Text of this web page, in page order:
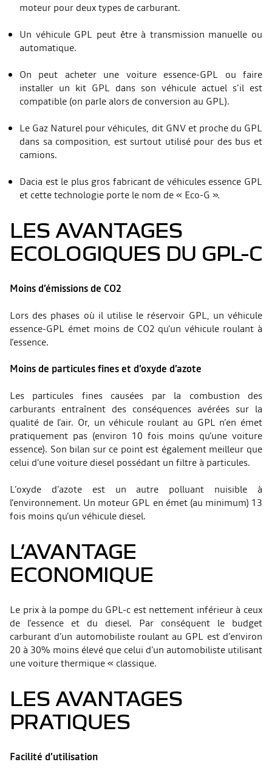
moteur pour deux types de carburant.
Un véhicule GPL peut être à transmission manuelle ou
automatique.
On peut acheter une voiture essence-GPL ou faire
installer un kit GPL dans son véhicule actuel s’il est
compatible (on parle alors de conversion au GPL).
Le Gaz Naturel pour véhicules, dit GNV et proche du GPL
dans sa composition, est surtout utilisé pour des bus et
camions.
Dacia est le plus gros fabricant de véhicules essence GPL
et cette technologie porte le nom de « Eco-G ».
LES AVANTAGES
ECOLOGIQUES DU GPL-C
Moins d’émissions de CO2
Lors des phases où il utilise le réservoir GPL, un véhicule
essence-GPL émet moins de CO2 qu’un véhicule roulant à
l’essence.
Moins de particules fines et d’oxyde d’azote
Les particules fines causées par la combustion des
carburants entraînent des conséquences avérées sur la
qualité de l’air. Or, un véhicule roulant au GPL n’en émet
pratiquement pas (environ 10 fois moins qu’une voiture
essence). Son bilan sur ce point est également meilleur que
celui d’une voiture diesel possédant un filtre à particules.
L’oxyde d’azote est un autre polluant nuisible à
l’environnement. Un moteur GPL en émet (au minimum) 13
fois moins qu’un véhicule diesel.
L‘AVANTAGE
ECONOMIQUE
Le prix à la pompe du GPL-c est nettement inférieur à ceux
de l’essence et du diesel. Par conséquent le budget
carburant d’un automobiliste roulant au GPL est d’environ
20 à 30% moins élevé que celui d’un automobiliste utilisant
une voiture thermique « classique.
LES AVANTAGES
PRATIQUES
Facilité d’utilisation